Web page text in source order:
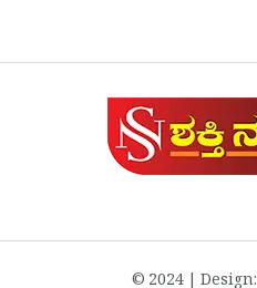
© 2024 | Design: